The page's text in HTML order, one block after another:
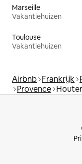
Marseille
Vakantiehuizen
Toulouse
Vakantiehuizen
Airbnb Frankrijk
Provence